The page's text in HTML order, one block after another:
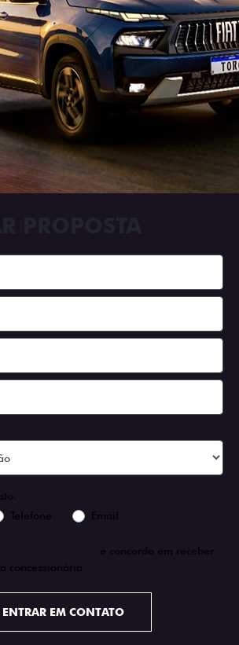
Telefone Email
e concordo em receber
concessionária.
ENTRAR EM CONTATO